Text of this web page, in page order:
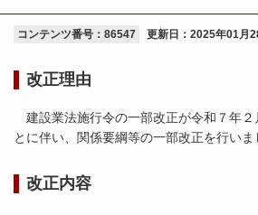
コンテンツ番号：86547 更新日： 2025年01月
改正理由
建設業法施行令の一部改正が令和７年２
とに伴い、関係要綱等の一部改正を行いま
改正内容